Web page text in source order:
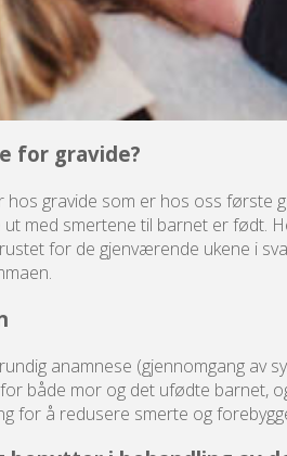
for gravide?
hos gravide som er hos oss
med smertene til barnet er født.
for de gjenværende ukene i
anamnese (gjennomgang av
både mor og det ufødte barnet,
for å redusere smerte og